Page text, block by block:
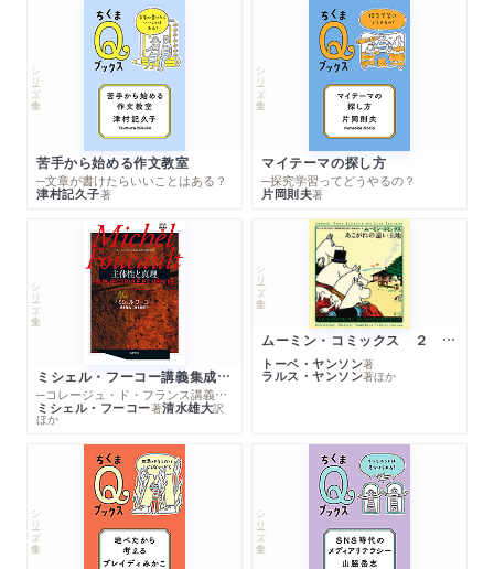
シリーズ・全集
苦手から始める作文教室
─文章が書けたらいいことはある？
津村記久子著
シリーズ・全集
マイテーマの探し方
─探究学習ってどうやるの？
片岡則夫著
シリーズ・全集
ミシェル・フーコー講義集成１０ 主体性と真理
─コレージュ・ド・フランス講義１９８０－１９８１年度
ミシェル・フーコー著清水雄大訳
ほか
シリーズ・全集
ムーミン・コミックス ２ あこがれの遠い土地
トーベ・ヤンソン著
ラルス・ヤンソン著ほか
シリーズ・全集 シリーズ・全集